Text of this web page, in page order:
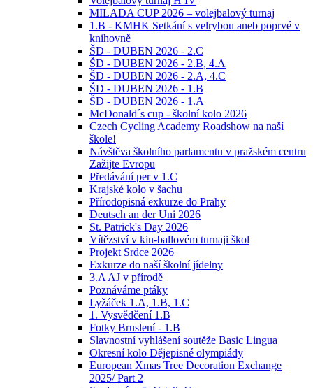
MILADA CUP 2026 – volejbalový turnaj
1.B - KMHK Setkání s velrybou aneb poprvé v
knihovně
ŠD - DUBEN 2026 - 2.C
ŠD - DUBEN 2026 - 2.B, 4.A
ŠD - DUBEN 2026 - 2.A, 4.C
ŠD - DUBEN 2026 - 1.B
ŠD - DUBEN 2026 - 1.A
McDonald´s cup - školní kolo 2026
Czech Cycling Academy Roadshow na naší
škole!
Návštěva školního parlamentu v pražském centru
Zažijte Evropu
Předávání per v 1.C
Krajské kolo v šachu
Přírodopisná exkurze do Prahy
Deutsch an der Uni 2026
St. Patrick's Day 2026
Vítězství v kin-ballovém turnaji škol
Projekt Srdce 2026
Exkurze do naší školní jídelny
3.A AJ v přírodě
Poznáváme ptáky
Lyžáček 1.A, 1.B, 1.C
1. Vysvědčení 1.B
Fotky Bruslení - 1.B
Slavnostní vyhlášení soutěže Basic Lingua
Okresní kolo Dějepisné olympiády
European Xmas Tree Decoration Exchange
2025/ Part 2